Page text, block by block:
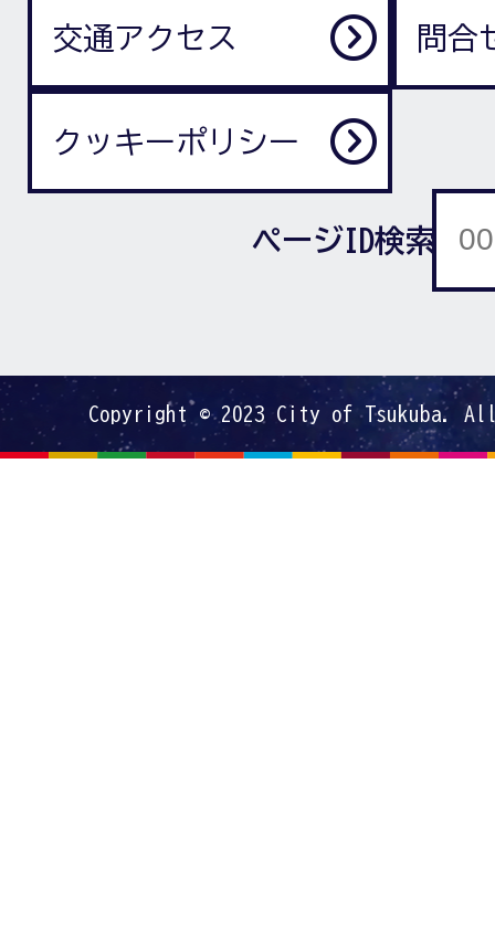
交通アクセス 問合
クッキーポリシー
ページID検索
Copyright © 2023 City of Tsukuba.